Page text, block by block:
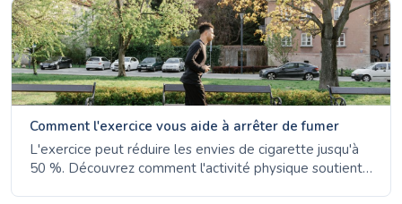
Comment l'exercice vous aide à arrêter de fumer
L'exercice peut réduire les envies de cigarette jusqu'à
50 %. Découvrez comment l'activité physique soutient